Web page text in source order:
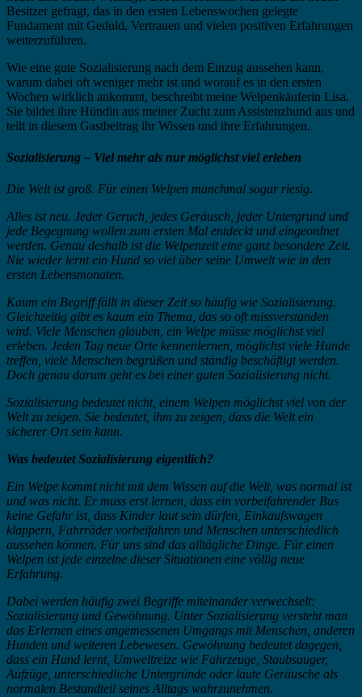
Besitzer gefragt, das in den ersten Lebenswochen gelegte
Fundament mit Geduld, Vertrauen und vielen positiven Erfahrungen
weiterzuführen.
Wie eine gute Sozialisierung nach dem Einzug aussehen kann,
warum dabei oft weniger mehr ist und worauf es in den ersten
Wochen wirklich ankommt, beschreibt meine Welpenkäuferin Lisa.
Sie bildet ihre Hündin aus meiner Zucht zum Assistenzhund aus und
teilt in diesem Gastbeitrag ihr Wissen und ihre Erfahrungen.
Sozialisierung – Viel mehr als nur möglichst viel erleben
Die Welt ist groß. Für einen Welpen manchmal sogar riesig.
Alles ist neu. Jeder Geruch, jedes Geräusch, jeder Untergrund und
jede Begegnung wollen zum ersten Mal entdeckt und eingeordnet
werden. Genau deshalb ist die Welpenzeit eine ganz besondere Zeit.
Nie wieder lernt ein Hund so viel über seine Umwelt wie in den
ersten Lebensmonaten.
Kaum ein Begriff fällt in dieser Zeit so häufig wie Sozialisierung.
Gleichzeitig gibt es kaum ein Thema, das so oft missverstanden
wird. Viele Menschen glauben, ein Welpe müsse möglichst viel
erleben. Jeden Tag neue Orte kennenlernen, möglichst viele Hunde
treffen, viele Menschen begrüßen und ständig beschäftigt werden.
Doch genau darum geht es bei einer guten Sozialisierung nicht.
Sozialisierung bedeutet nicht, einem Welpen möglichst viel von der
Welt zu zeigen. Sie bedeutet, ihm zu zeigen, dass die Welt ein
sicherer Ort sein kann.
Was bedeutet Sozialisierung eigentlich?
Ein Welpe kommt nicht mit dem Wissen auf die Welt, was normal ist
und was nicht. Er muss erst lernen, dass ein vorbeifahrender Bus
keine Gefahr ist, dass Kinder laut sein dürfen, Einkaufswagen
klappern, Fahrräder vorbeifahren und Menschen unterschiedlich
aussehen können. Für uns sind das alltägliche Dinge. Für einen
Welpen ist jede einzelne dieser Situationen eine völlig neue
Erfahrung.
Dabei werden häufig zwei Begriffe miteinander verwechselt:
Sozialisierung und Gewöhnung. Unter Sozialisierung versteht man
das Erlernen eines angemessenen Umgangs mit Menschen, anderen
Hunden und weiteren Lebewesen. Gewöhnung bedeutet dagegen,
dass ein Hund lernt, Umweltreize wie Fahrzeuge, Staubsauger,
Aufzüge, unterschiedliche Untergründe oder laute Geräusche als
normalen Bestandteil seines Alltags wahrzunehmen.